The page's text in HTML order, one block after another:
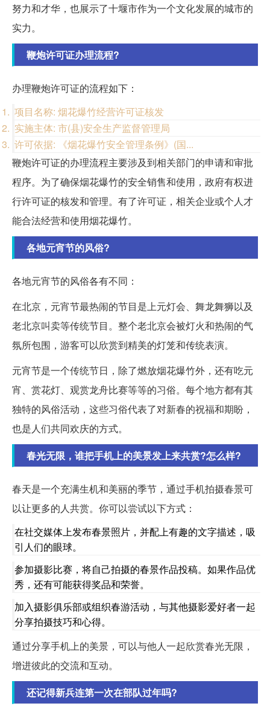
努力和才华，也展示了十堰市作为一个文化发展的城市的
实力。
鞭炮许可证办理流程?
办理鞭炮许可证的流程如下：
项目名称: 烟花爆竹经营许可证核发
实施主体: 市(县)安全生产监督管理局
许可依据: 《烟花爆竹安全管理条例》(国...
鞭炮许可证的办理流程主要涉及到相关部门的申请和审批
程序。为了确保烟花爆竹的安全销售和使用，政府有权进
行许可证的核发和管理。有了许可证，相关企业或个人才
能合法经营和使用烟花爆竹。
各地元宵节的风俗?
各地元宵节的风俗各有不同：
在北京，元宵节最热闹的节目是上元灯会、舞龙舞狮以及
老北京叫卖等传统节目。整个老北京会被灯火和热闹的气
氛所包围，游客可以欣赏到精美的灯笼和传统表演。
元宵节是一个传统节日，除了燃放烟花爆竹外，还有吃元
宵、赏花灯、观赏龙舟比赛等等的习俗。每个地方都有其
独特的风俗活动，这些习俗代表了对新春的祝福和期盼，
也是人们共同欢庆的方式。
春光无限，谁把手机上的美景发上来共赏?怎么样?
春天是一个充满生机和美丽的季节，通过手机拍摄春景可
以让更多的人共赏。你可以尝试以下方式：
在社交媒体上发布春景照片，并配上有趣的文字描述，吸
引人们的眼球。
参加摄影比赛，将自己拍摄的春景作品投稿。如果作品优
秀，还有可能获得奖品和荣誉。
加入摄影俱乐部或组织春游活动，与其他摄影爱好者一起
分享拍摄技巧和心得。
通过分享手机上的美景，可以与他人一起欣赏春光无限，
增进彼此的交流和互动。
还记得新兵连第一次在部队过年吗?